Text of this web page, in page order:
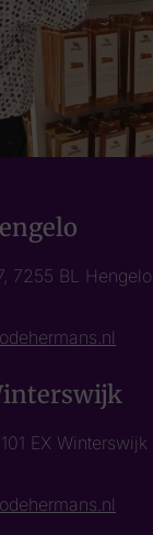
7255 BL Hengelo
EX Winterswijk